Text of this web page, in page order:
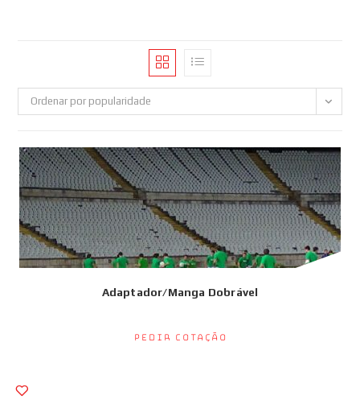
Ordenar por popularidade
Adaptador/Manga Dobrável
Pedir Cotação